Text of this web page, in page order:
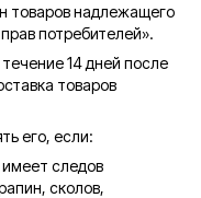
товаров надлежащего
потребителей».
14 дней после
товаров
его, если:
имеет следов
сколов,